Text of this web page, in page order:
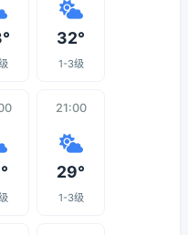
32°
1-3级
21:00
29°
1-3级